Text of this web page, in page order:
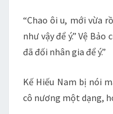
“Chao ôi u, mới vừa
như vậy để ý.” Vệ
đã đối nhân gia để ý.”
Kế Hiếu Nam bị nói
cô nương một dạng,